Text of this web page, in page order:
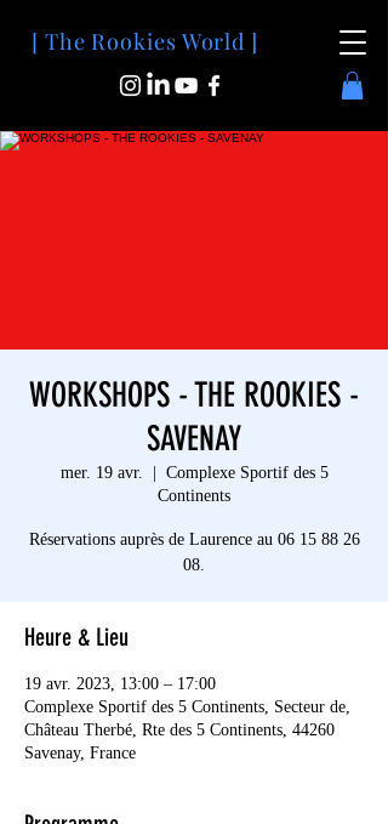
[ The Rookies World ]
WORKSHOPS - THE ROOKIES -
SAVENAY
mer. 19 avr.
  |
Complexe Sportif des 5
Continents
Réservations auprès de Laurence au 06 15 88 26
08.
Heure & Lieu
19 avr. 2023, 13:00 – 17:00
Complexe Sportif des 5 Continents, Secteur de,
Château Therbé, Rte des 5 Continents, 44260
Savenay, France